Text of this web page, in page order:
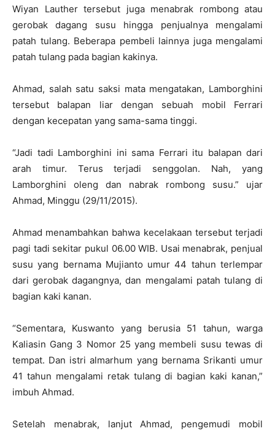
Wiyan Lauther tersebut juga menabrak rombong atau
gerobak dagang susu hingga penjualnya mengalami
patah tulang. Beberapa pembeli lainnya juga mengalami
patah tulang pada bagian kakinya.
Ahmad, salah satu saksi mata mengatakan, Lamborghini
tersebut balapan liar dengan sebuah mobil Ferrari
dengan kecepatan yang sama-sama tinggi.
“Jadi tadi Lamborghini ini sama Ferrari itu balapan dari
arah timur. Terus terjadi senggolan. Nah, yang
Lamborghini oleng dan nabrak rombong susu.” ujar
Ahmad, Minggu (29/11/2015).
Ahmad menambahkan bahwa kecelakaan tersebut terjadi
pagi tadi sekitar pukul 06.00 WIB. Usai menabrak, penjual
susu yang bernama Mujianto umur 44 tahun terlempar
dari gerobak dagangnya, dan mengalami patah tulang di
bagian kaki kanan.
“Sementara, Kuswanto yang berusia 51 tahun, warga
Kaliasin Gang 3 Nomor 25 yang membeli susu tewas di
tempat. Dan istri almarhum yang bernama Srikanti umur
41 tahun mengalami retak tulang di bagian kaki kanan,”
imbuh Ahmad.
Setelah menabrak, lanjut Ahmad, pengemudi mobil